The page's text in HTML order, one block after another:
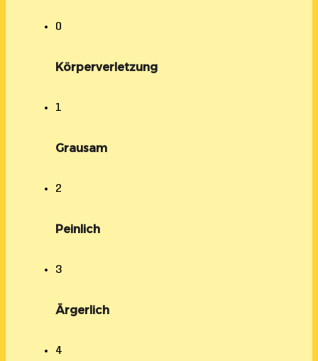
0
Körperverletzung
1
Grausam
2
Peinlich
3
Ärgerlich
4